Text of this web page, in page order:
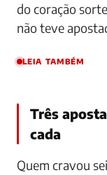
do coração
não teve
LEIA TAMBÉM
Três
cada
Quem cravou